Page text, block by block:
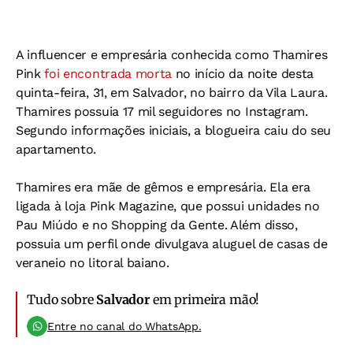
A influencer e empresária conhecida como Thamires
Pinkfoi encontrada morta no início da noite desta
quinta-feira, 31, em Salvador, no bairro da Vila Laura.
Thamires possuia 17 mil seguidores no Instagram.
Segundo informações iniciais, a blogueira caiu do seu
apartamento.
Thamires era mãe de gêmos e empresária. Ela era
ligada à loja Pink Magazine, que possui unidades no
Pau Miúdo e no Shopping da Gente. Além disso,
possuia um perfil onde divulgava aluguel de casas de
veraneio no litoral baiano.
Tudo sobre Salvadorem primeira mão!
Entre no canal do WhatsApp.